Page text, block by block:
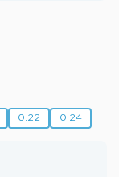
0.22 0.24